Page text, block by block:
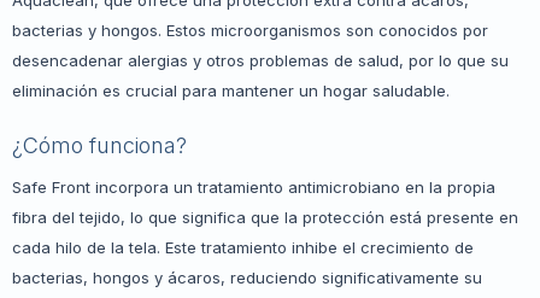
bacterias y hongos. Estos microorganismos son conocidos por
desencadenar alergias y otros problemas de salud, por lo que su
eliminación es crucial para mantener un hogar saludable.
¿Cómo funciona?
Safe Front incorpora un tratamiento antimicrobiano en la propia
fibra del tejido, lo que significa que la protección está presente en
cada hilo de la tela. Este tratamiento inhibe el crecimiento de
bacterias, hongos y ácaros, reduciendo significativamente su